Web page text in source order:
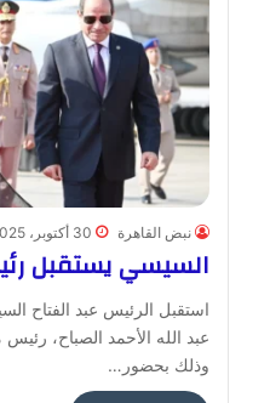
نبض القاهرة 30 أكتوبر، 2025
السيسي يستقبل
استقبل الرئيس عبد الفتاح
عبد الله الأحمد الصباح،
وذلك بحضور…